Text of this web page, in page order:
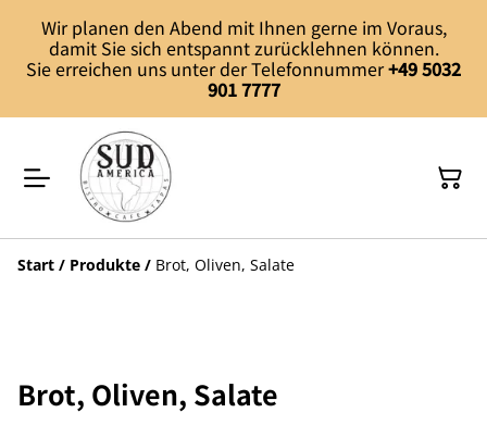
Wir planen den Abend mit Ihnen gerne im Voraus,
damit Sie sich entspannt zurücklehnen können.
Sie erreichen uns unter der Telefonnummer+49 5032
901 7777
Start / Produkte / Brot, Oliven, Salate
Brot, Oliven, Salate